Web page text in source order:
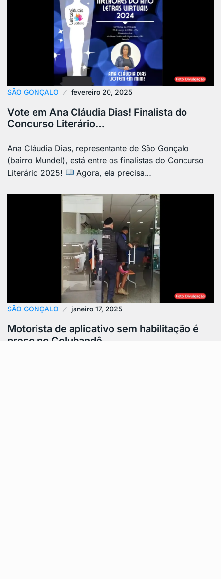
SÃO GONÇALO fevereiro 20, 2025
Vote em Ana Cláudia Dias! Finalista do
Concurso Literário…
Ana Cláudia Dias, representante de São Gonçalo
(bairro Mundel), está entre os finalistas do Concurso
Literário 2025!
Agora, ela precisa…
SÃO GONÇALO janeiro 17, 2025
Motorista de aplicativo sem habilitação é
preso no Colubandê